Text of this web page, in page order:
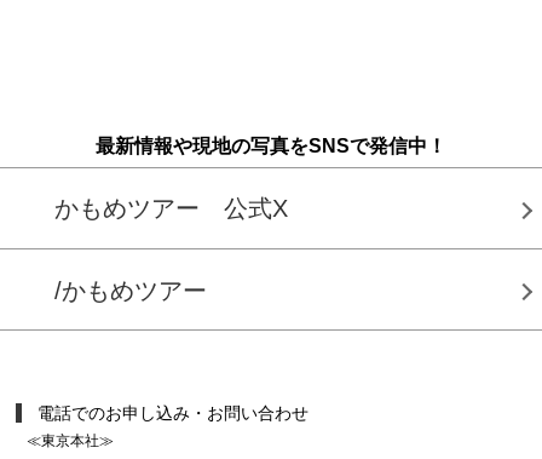
最新情報や現地の写真をSNSで発信中！
かもめツアー 公式X
/かもめツアー
電話でのお申し込み・お問い合わせ
≪東京本社≫